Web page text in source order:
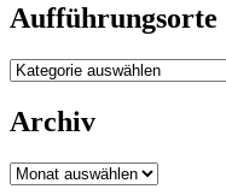
Aufführungsorte
Aufführungsorte
Archiv
Archiv